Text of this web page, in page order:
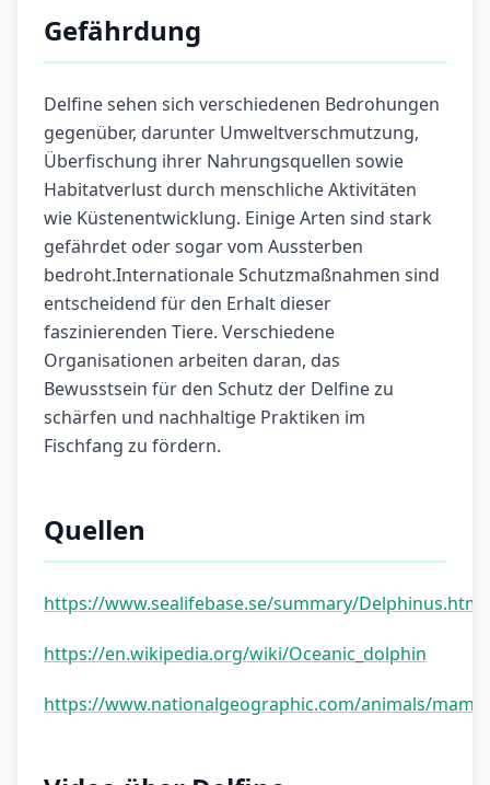
Gefährdung
Delfine sehen sich verschiedenen Bedrohungen
gegenüber, darunter Umweltverschmutzung,
Überfischung ihrer Nahrungsquellen sowie
Habitatverlust durch menschliche Aktivitäten
wie Küstenentwicklung. Einige Arten sind stark
gefährdet oder sogar vom Aussterben
bedroht.Internationale Schutzmaßnahmen sind
entscheidend für den Erhalt dieser
faszinierenden Tiere. Verschiedene
Organisationen arbeiten daran, das
Bewusstsein für den Schutz der Delfine zu
schärfen und nachhaltige Praktiken im
Fischfang zu fördern.
Quellen
https://www.sealifebase.se/summary/Delphinus.html
https://en.wikipedia.org/wiki/Oceanic_dolphin
https://www.nationalgeographic.com/animals/